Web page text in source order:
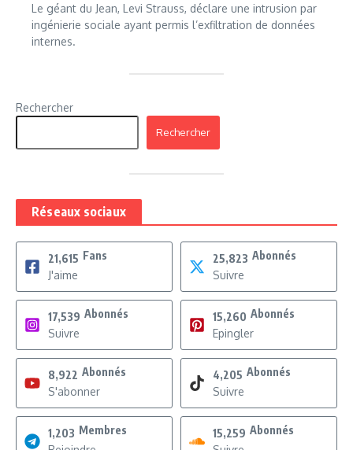
Le géant du Jean, Levi Strauss, déclare une intrusion par
ingénierie sociale ayant permis l’exfiltration de données
internes.
Rechercher
Rechercher
Réseaux sociaux
21,615 Fans
J'aime
25,823 Abonnés
Suivre
17,539 Abonnés
Suivre
15,260 Abonnés
Epingler
8,922 Abonnés
S'abonner
4,205 Abonnés
Suivre
1,203 Membres
15,259 Abonnés